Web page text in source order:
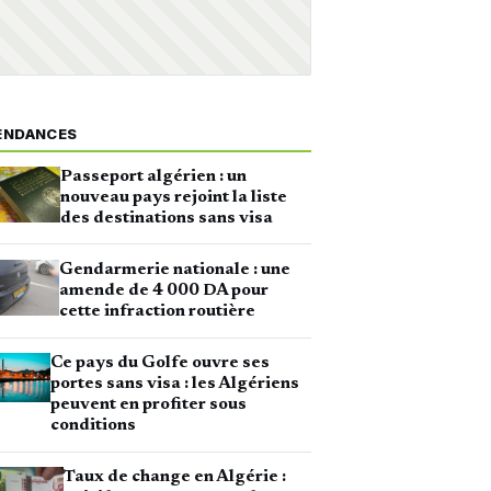
Passeport algérien : un
nouveau pays rejoint la liste
des destinations sans visa
Gendarmerie nationale : une
amende de 4 000 DA pour
cette infraction routière
Ce pays du Golfe ouvre ses
portes sans visa : les Algériens
peuvent en profiter sous
conditions
Taux de change en Algérie :